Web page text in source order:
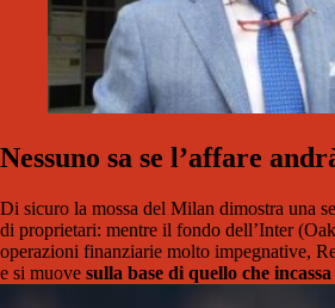
Nessuno sa se l’affare
Di sicuro la mossa del Milan dimostra una
di proprietari: mentre il fondo dell’Inter
operazioni finanziarie molto impegnative,
e si muove sulla base di quello che